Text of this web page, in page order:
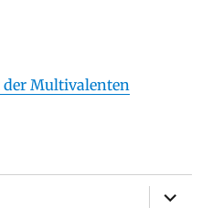
Multivalenten
anzeigen